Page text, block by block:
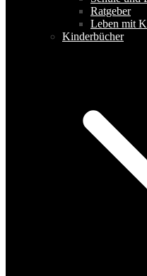
Ratgeber
Leben mit
Kinderbücher